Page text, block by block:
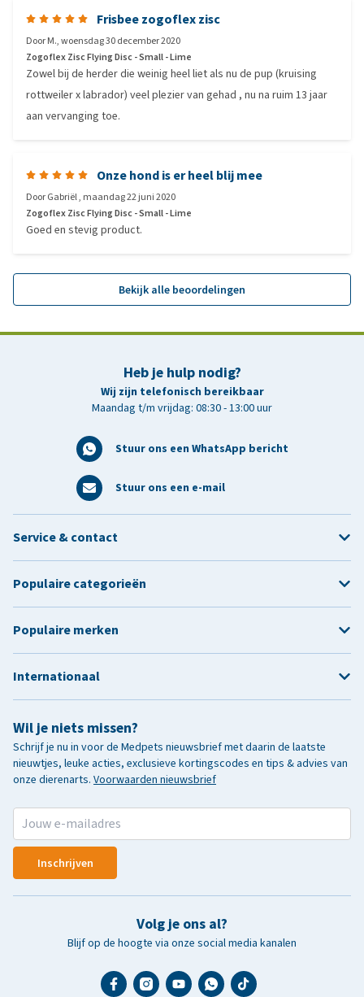
Frisbee zogoflex zisc
DoorM.,woensdag 30 december 2020
Zogoflex Zisc Flying Disc - Small - Lime
Zowel bij de herder die weinig heel liet als nu de pup (kruising
rottweiler x labrador) veel plezier van gehad , nu na ruim 13 jaar
aan vervanging toe.
Onze hond is er heel blij mee
DoorGabriël, maandag 22 juni 2020
Zogoflex Zisc Flying Disc - Small - Lime
Goed en stevig product.
Bekijk alle beoordelingen
Heb je hulp nodig?
Wij zijn telefonisch bereikbaar
Maandag t/m vrijdag: 08:30 - 13:00 uur
Stuur ons een WhatsApp bericht
Stuur ons een e-mail
Wil je niets missen?
Schrijf je nu in voor de Medpets nieuwsbrief met daarin de laatste
nieuwtjes, leuke acties, exclusieve kortingscodes en tips & advies van
onze dierenarts. Voorwaarden nieuwsbrief
Inschrijven
Volg je ons al?
Blijf op de hoogte via onze social media kanalen
Service & contact
Populaire categorieën
Populaire merken
Internationaal